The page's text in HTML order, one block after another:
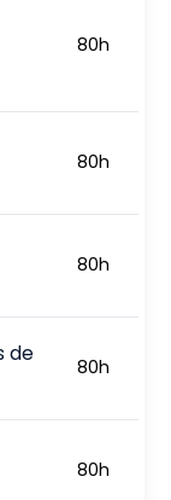
80h
80h
80h
de
80h
80h